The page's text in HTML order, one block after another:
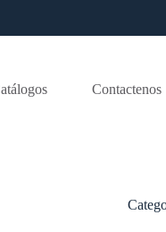
Contactenos